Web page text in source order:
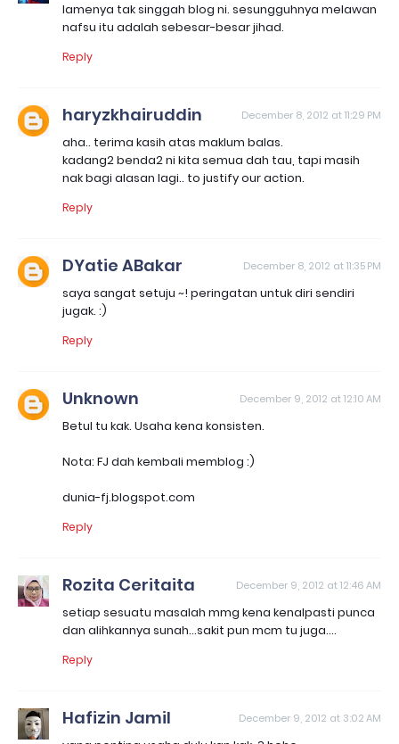
lamenya tak singgah blog ni. sesungguhnya melawan
nafsu itu adalah sebesar-besar jihad.
Reply
haryzkhairuddin December 8, 2012 at 11:29 PM
aha.. terima kasih atas maklum balas.
kadang2 benda2 ni kita semua dah tau, tapi masih
nak bagi alasan lagi.. to justify our action.
Reply
DYatie ABakar December 8, 2012 at 11:35 PM
saya sangat setuju ~! peringatan untuk diri sendiri
jugak. :)
Reply
Unknown December 9, 2012 at 12:10 AM
Betul tu kak. Usaha kena konsisten.
Nota: FJ dah kembali memblog :)
dunia-fj.blogspot.com
Reply
Rozita Ceritaita December 9, 2012 at 12:46 AM
setiap sesuatu masalah mmg kena kenalpasti punca
dan alihkannya sunah...sakit pun mcm tu juga....
Reply
Hafizin Jamil December 9, 2012 at 3:02 AM